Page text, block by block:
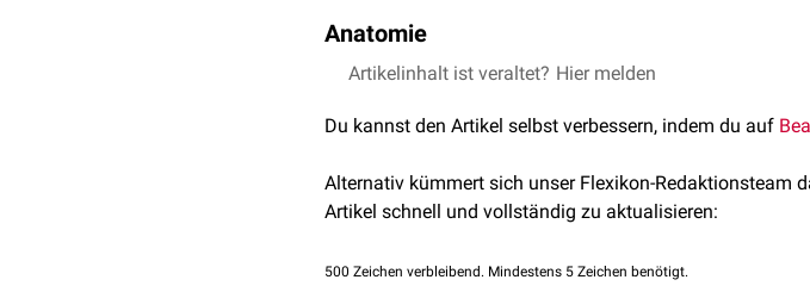
Anatomie
Das Os ethmoidale ist an der Bildung der
(Labyrinthus ethmoidalis).
Artikelinhalt ist veraltet? Hier melden
Du kannst den Artikel selbst verbessern, indem du auf
Alternativ kümmert sich unser Flexikon-Redaktionsteam
Artikel schnell und vollständig zu aktualisieren:
500 Zeichen verbleibend. Mindestens 5 Zeichen benötigt.